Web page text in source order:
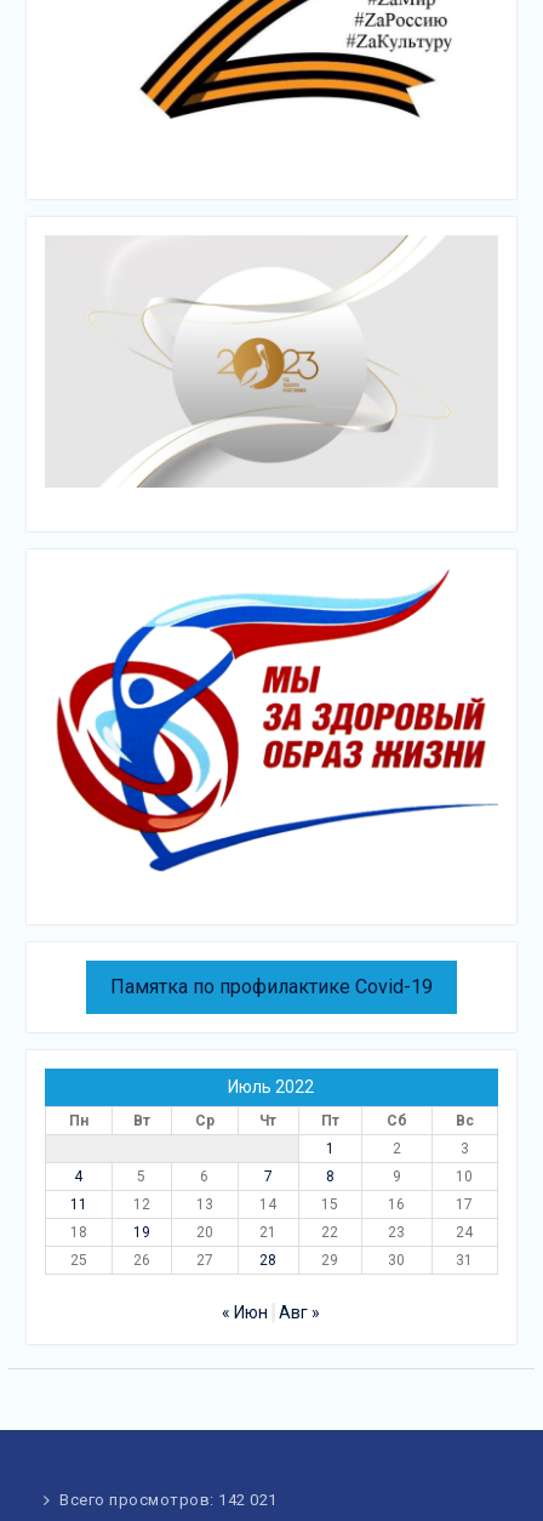
Памятка по профилактике Covid-19
Июль 2022
Пн Вт Ср Чт Пт Сб
Вс
1
2
3
4
5 6 7 8 9
10
11
12 13 14 15 16
17
18
19 20 21 22 23
24
25
26 27 28 29 30 31
« Июн Авг »
Всего просмотров: 142 021